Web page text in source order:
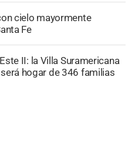
cielo mayormente
Fe
II: la Villa Suramericana
hogar de 346 familias